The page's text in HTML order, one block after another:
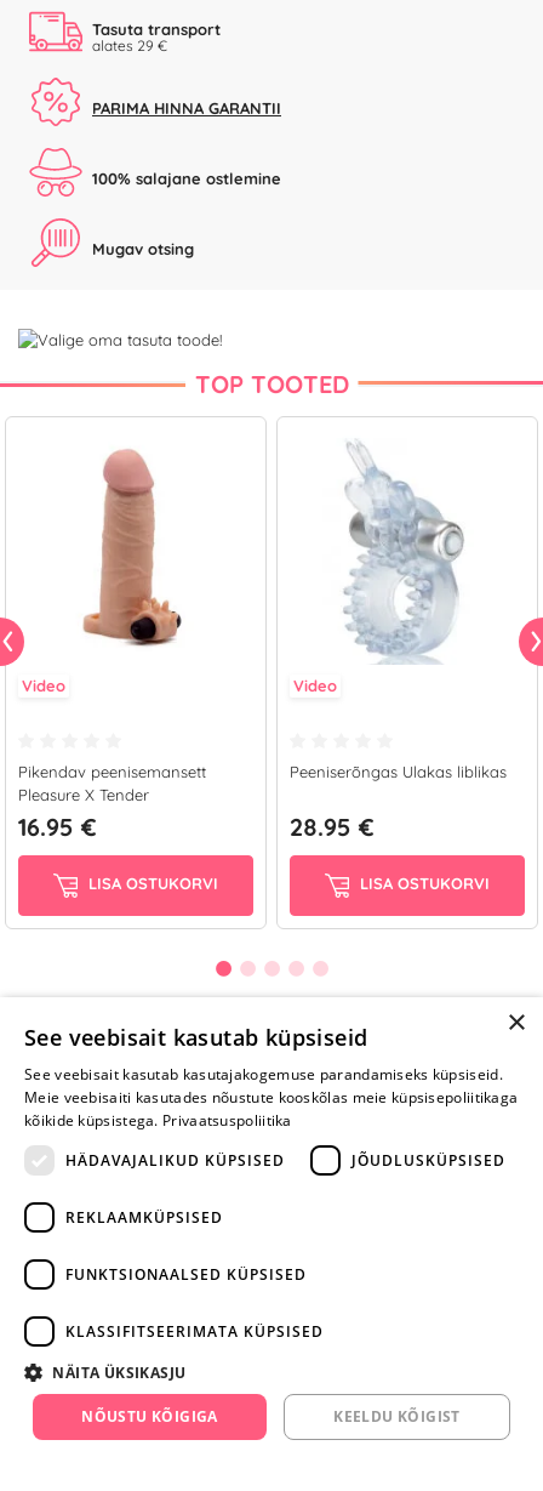
Tasuta transport
alates 29 €
PARIMA HINNA GARANTII
100% salajane ostlemine
Mugav otsing
TOP TOOTED
Video
Pikendav peenisemansett
Pleasure X Tender
16.95 €
LISA OSTUKORVI
Video
Peeniserõngas Ulakas liblikas
28.95 €
LISA OSTUKORVI
Selle toote saab tellida ka helistades:
+372 668 3282
ARA JÄTA
MÄNGIMIST
×
See veebisait kasutab küpsiseid
See veebisait kasutab kasutajakogemuse parandamiseks küpsiseid.
Meie veebisaiti kasutades nõustute kooskõlas meie küpsisepoliitikaga
kõikide küpsistega. Privaatsuspoliitika
HÄDAVAJALIKUD KÜPSISED
JÕUDLUSKÜPSISED
REKLAAMKÜPSISED
FUNKTSIONAALSED KÜPSISED
KLASSIFITSEERIMATA KÜPSISED
NÄITA ÜKSIKASJU
NÕUSTU KÕIGIGA KEELDU KÕIGIST